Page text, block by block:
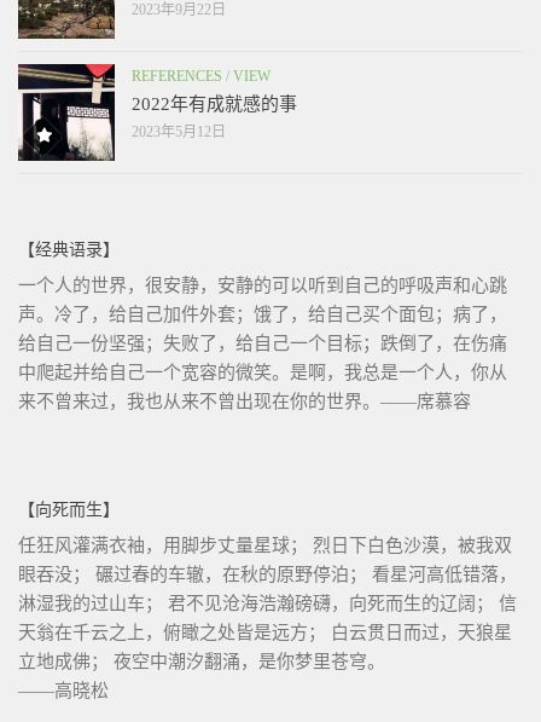
2023年9月22日
REFERENCES / VIEW
2022年有成就感的事
2023年5月12日
【经典语录】
一个人的世界，很安静，安静的可以听到自己的呼吸声和心跳
声。冷了，给自己加件外套；饿了，给自己买个面包；病了，
给自己一份坚强；失败了，给自己一个目标；跌倒了，在伤痛
中爬起并给自己一个宽容的微笑。是啊，我总是一个人，你从
来不曾来过，我也从来不曾出现在你的世界。——席慕容
【向死而生】
任狂风灌满衣袖，用脚步丈量星球； 烈日下白色沙漠，被我双
眼吞没； 碾过春的车辙，在秋的原野停泊； 看星河高低错落，
淋湿我的过山车； 君不见沧海浩瀚磅礴，向死而生的辽阔； 信
天翁在千云之上，俯瞰之处皆是远方； 白云贯日而过，天狼星
立地成佛； 夜空中潮汐翻涌，是你梦里苍穹。
——高晓松